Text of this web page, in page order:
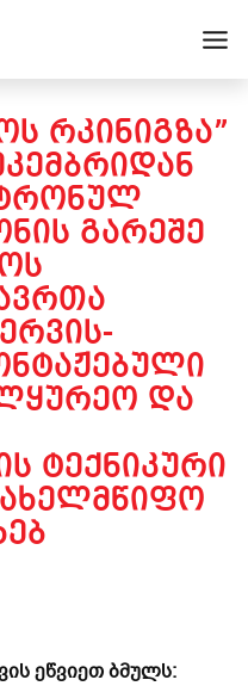
ᲠᲙᲘᲜᲘᲒᲖᲐ”
ᲒᲐᲠᲔᲨᲔ
ᲓᲐ
ᲢᲔᲥᲜᲘᲙᲣᲠᲘ
ეწვიეთ ბმულს: